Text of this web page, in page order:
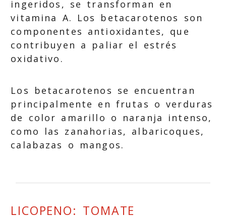
ingeridos, se transforman en
vitamina A. Los betacarotenos son
componentes antioxidantes, que
contribuyen a paliar el estrés
oxidativo.
Los betacarotenos se encuentran
principalmente en frutas o verduras
de color amarillo o naranja intenso,
como las zanahorias, albaricoques,
calabazas o mangos.
LICOPENO: TOMATE